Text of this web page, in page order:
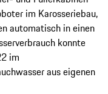
im Karosseriebau,
automatisch in einen
konnte
im
aus eigenen